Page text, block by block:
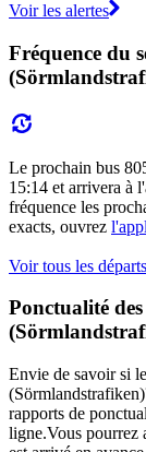
Voir les alertes
Fréquence du
Le prochain bus
15:14 et arrivera à
fréquence les
exacts, ouvrez
Voir tous les départs
Ponctualité
Envie de savoir si
rapports de
ligne.Vous pourrez